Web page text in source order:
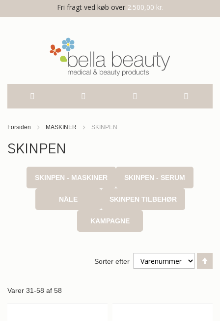
Fri fragt ved køb over 2.500,00 kr.
Forsiden MASKINER SKINPEN
SKINPEN
SKINPEN - MASKINER SKINPEN - SERUM
NÅLE SKINPEN TILBEHØR
KAMPAGNE
Varer 31-58 af 58
Sorter efter